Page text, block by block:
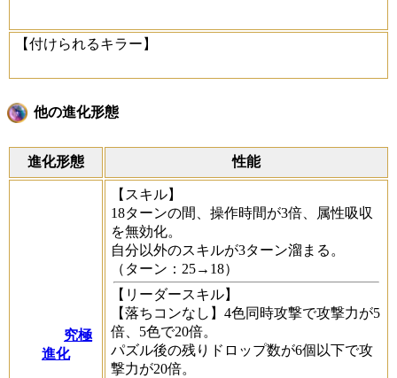
【付けられるキラー】
他の進化形態
進化形態 性能
究極
進化
【スキル】
18ターンの間、操作時間が3倍、属性吸収
を無効化。
自分以外のスキルが3ターン溜まる。
（ターン：25→18）
【リーダースキル】
【落ちコンなし】4色同時攻撃で攻撃力が5
倍、5色で20倍。
パズル後の残りドロップ数が6個以下で攻
撃力が20倍。